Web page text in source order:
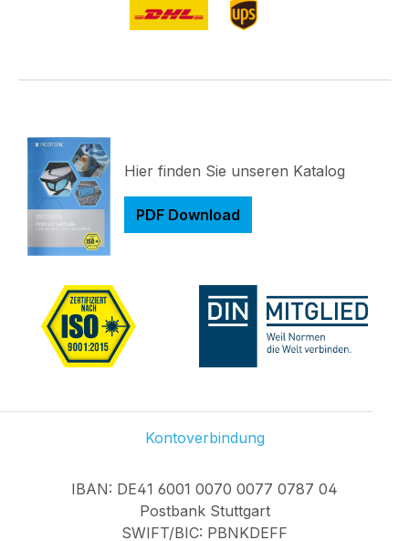
Hier finden Sie unseren Katalog
PDF Download
Kontoverbindung
IBAN: DE41 6001 0070 0077 0787 04
Postbank Stuttgart
SWIFT/BIC: PBNKDEFF